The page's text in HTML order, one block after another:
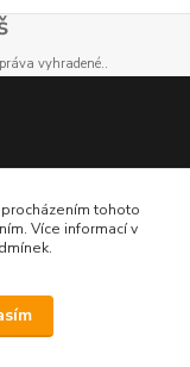
vyhradené..
tohoto
Více informací v